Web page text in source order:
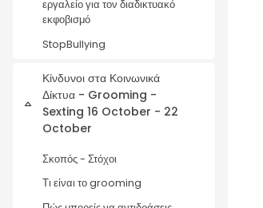
εργαλείο για τον διαδικτυακό
εκφοβισμό
StopBullying
Collapse
Κίνδυνοι στα Κοινωνικά
Δίκτυα - Grooming -
Sexting 16 October - 22
October
Σκοπός - Στόχοι
Τι είναι το grooming